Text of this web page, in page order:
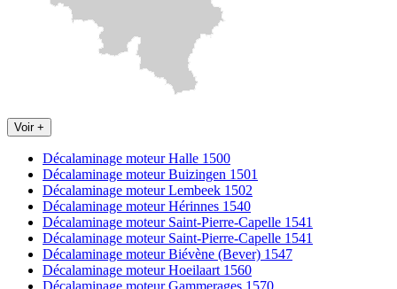
Voir +
Décalaminage moteur Halle 1500
Décalaminage moteur Buizingen 1501
Décalaminage moteur Lembeek 1502
Décalaminage moteur Hérinnes 1540
Décalaminage moteur Saint-Pierre-Capelle 1541
Décalaminage moteur Saint-Pierre-Capelle 1541
Décalaminage moteur Biévène (Bever) 1547
Décalaminage moteur Hoeilaart 1560